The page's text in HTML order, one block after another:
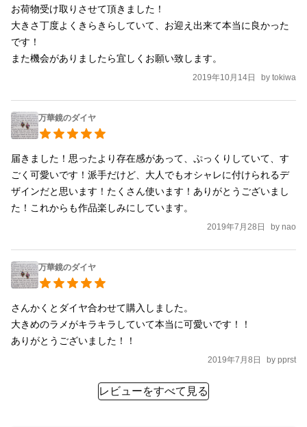
お荷物受け取りさせて頂きました！
大きさ丁度よくきらきらしていて、お迎え出来て本当に良かった
です！
また機会がありましたら宜しくお願い致します。
2019年10月14日 by tokiwa
万華鏡のダイヤ
届きました！思ったより存在感があって、ぷっくりしていて、す
ごく可愛いです！派手だけど、大人でもオシャレに付けられるデ
ザインだと思います！たくさん使います！ありがとうございまし
た！これからも作品楽しみにしています。
2019年7月28日 by nao
万華鏡のダイヤ
さんかくとダイヤ合わせて購入しました。
大きめのラメがキラキラしていて本当に可愛いです！！
ありがとうございました！！
2019年7月8日 by pprst
レビューをすべて見る